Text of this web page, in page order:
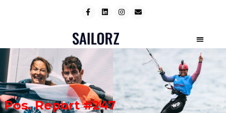
Pos. Report #247